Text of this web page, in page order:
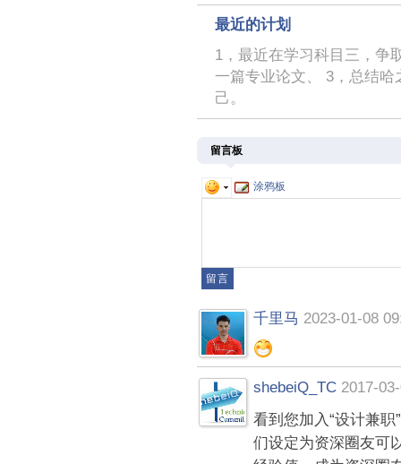
最近的计划
1，最近在学习科目三，争
一篇专业论文、 3，总结
己。
留言板
涂鸦板
千里马 2023-01-08
shebeiQ_TC 2017-
看到您加入“设计兼
们设定为资深圈友可